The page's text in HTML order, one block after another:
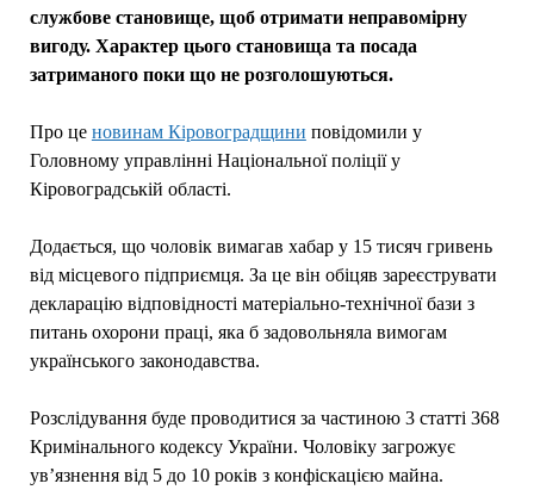
службове становище, щоб отримати неправомірну
вигоду. Характер цього становища та посада
затриманого поки що не розголошуються.
Про це новинам Кіровоградщини повідомили у
Головному управлінні Національної поліції у
Кіровоградській області.
Додається, що чоловік вимагав хабар у 15 тисяч гривень
від місцевого підприємця. За це він обіцяв зареєструвати
декларацію відповідності матеріально-технічної бази з
питань охорони праці, яка б задовольняла вимогам
українського законодавства.
Розслідування буде проводитися за частиною 3 статті 368
Кримінального кодексу України. Чоловіку загрожує
ув’язнення від 5 до 10 років з конфіскацією майна.